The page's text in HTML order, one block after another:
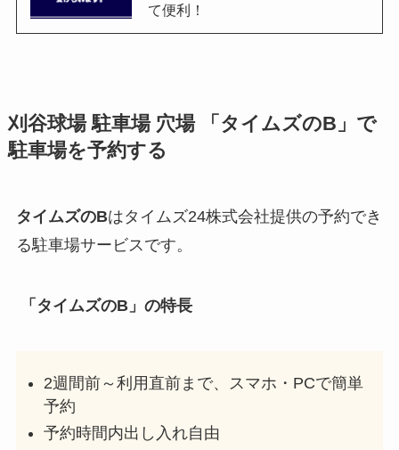
て便利！
刈谷球場駐車場 穴場 「タイムズのB」で
駐車場を予約する
タイムズのBはタイムズ24株式会社提供の予約でき
る駐車場サービスです。
「タイムズのB」の特長
2週間前～利用直前まで、スマホ・PCで簡単
予約
予約時間内出し入れ自由